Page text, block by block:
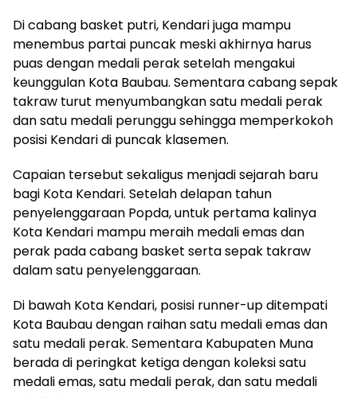
Di cabang basket putri, Kendari juga mampu
menembus partai puncak meski akhirnya harus
puas dengan medali perak setelah mengakui
keunggulan Kota Baubau. Sementara cabang sepak
takraw turut menyumbangkan satu medali perak
dan satu medali perunggu sehingga memperkokoh
posisi Kendari di puncak klasemen.
Capaian tersebut sekaligus menjadi sejarah baru
bagi Kota Kendari. Setelah delapan tahun
penyelenggaraan Popda, untuk pertama kalinya
Kota Kendari mampu meraih medali emas dan
perak pada cabang basket serta sepak takraw
dalam satu penyelenggaraan.
Di bawah Kota Kendari, posisi runner-up ditempati
Kota Baubau dengan raihan satu medali emas dan
satu medali perak. Sementara Kabupaten Muna
berada di peringkat ketiga dengan koleksi satu
medali emas, satu medali perak, dan satu medali